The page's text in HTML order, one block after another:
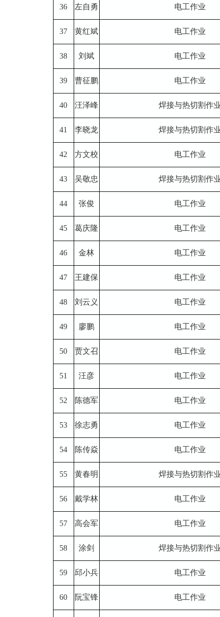
36 左自勇 电工作业
37 黄红斌 电工作业
38 刘斌 电工作业
39 曹征鹏 电工作业
40 汪泽峰 焊接与热切割作
41 李晓龙 焊接与热切割作
42 方文校 电工作业
43 吴敬忠 焊接与热切割作
44 张俊 电工作业
45 葛庆隆 电工作业
46 金林 电工作业
47 王建保 电工作业
48 刘云义 电工作业
49 廖鹏 电工作业
50 贾文召 电工作业
51 汪彦 电工作业
52 陈德军 电工作业
53 徐志勇 电工作业
54 陈传焱 电工作业
55 黄春明 焊接与热切割作
56 戴学林 电工作业
57 高会军 电工作业
58 涂剑 焊接与热切割作
59 邱小兵 电工作业
60 阮宝锋 电工作业